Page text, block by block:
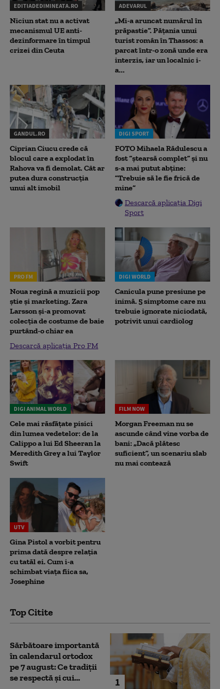
EDITIADEDIMINEATA.RO
Niciun stat nu a activat
mecanismul UE anti-
dezinformare în timpul
crizei din Ceuta
ADEVARUL
„Mi-a aruncat numărul în
prăpastie”. Pățania unui
turist român în Thassos: a
parcat într-o zonă unde era
interzis, iar un localnic i-
a...
GANDUL.RO
Ciprian Ciucu crede că
blocul care a explodat în
Rahova va fi demolat. Cât ar
putea dura construcția
unui alt imobil
DIGI SPORT
FOTO Mihaela Rădulescu a
fost ”ștearsă complet” și nu
s-a mai putut abține:
”Trebuie să le fie frică de
mine”
Descarcă aplicația Digi
Sport
PRO FM
Noua regină a muzicii pop
știe și marketing. Zara
Larsson și-a promovat
colecția de costume de baie
purtând-o chiar ea
Descarcă aplicația Pro FM
DIGI WORLD
Canicula pune presiune pe
inimă. 5 simptome care nu
trebuie ignorate niciodată,
potrivit unui cardiolog
DIGI ANIMAL WORLD
Cele mai răsfățate pisici
din lumea vedetelor: de la
Calippo a lui Ed Sheeran la
Meredith Grey a lui Taylor
Swift
FILM NOW
Morgan Freeman nu se
ascunde când vine vorba de
bani: „Dacă plătesc
suficient”, un scenariu slab
nu mai contează
UTV
Gina Pistol a vorbit pentru
prima dată despre relația
cu tatăl ei. Cum i-a
schimbat viața fiica sa,
Josephine
Top Citite
1
Sărbătoare importantă
în calendarul ortodox
pe 7 august: Ce tradiții
se respectă și cui...